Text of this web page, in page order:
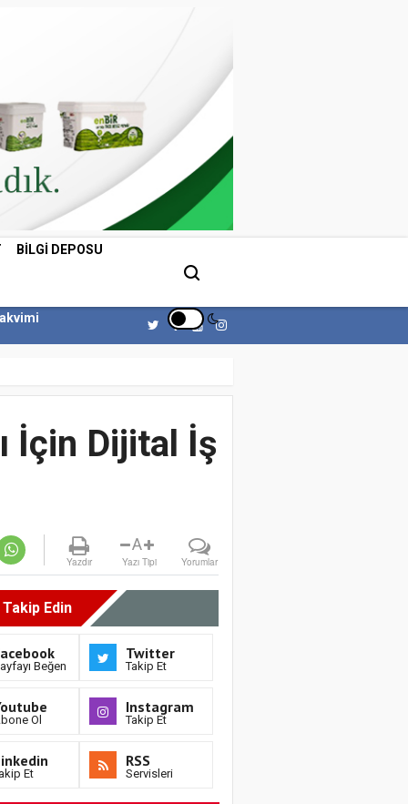
BILGI DEPOSU
İçin Dijital İş
Yazdır
A
Yazı Tipi Yorumlar
Edin
Beğen
Twitter
Takip Et
Ol
Instagram
Takip Et
Et
RSS
Servisleri